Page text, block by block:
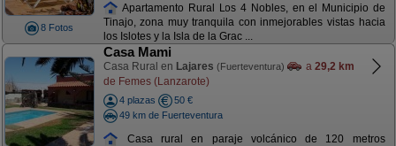
8 Fotos
Apartamento Rural Los 4 Nobles, en el Municipio de
Tinajo, zona muy tranquila con inmejorables vistas hacia
los Islotes y la Isla de la Grac ...
Casa Mami
Casa Rural en Lajares (Fuerteventura) a 29,2 km
de Femes (Lanzarote)
4 plazas
50 €
49 km de Fuerteventura
Casa rural en paraje volcánico de 120 metros